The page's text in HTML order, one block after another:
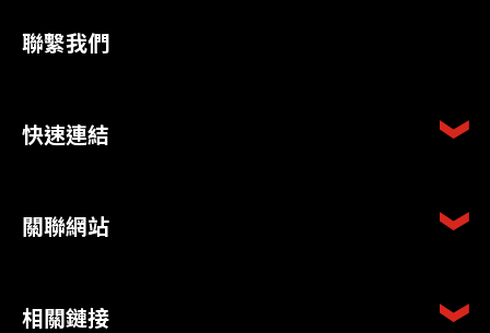
聯繫我們
快速連結
關聯網站
相關鏈接